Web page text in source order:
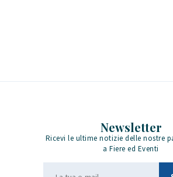
Newsletter
Ricevi le ultime notizie delle nostre
a Fiere ed Eventi